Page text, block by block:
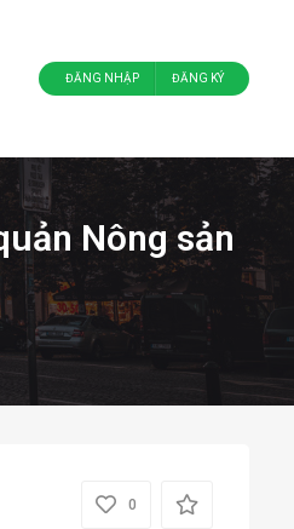
ĐĂNG NHẬP ĐĂNG KÝ
Nông sản
0